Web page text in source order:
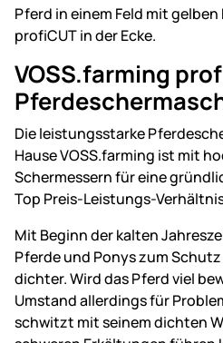
VOSS.farming
Die leistungsstarke
Hause VOSS.farming ist mit
Schermessern für eine
Top Preis-Leistungs-
Mit Beginn der kalten
Pferde und Ponys zum
dichter. Wird das Pferd viel
Umstand allerdings für
schwitzt mit seinem dichten